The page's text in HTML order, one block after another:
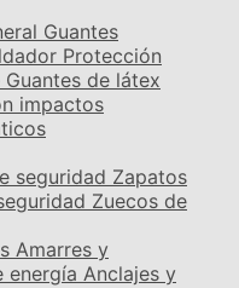
Guantes
Protección
Guantes de látex
impactos
seguridad Zapatos
Zuecos de
Amarres y
energía Anclajes y